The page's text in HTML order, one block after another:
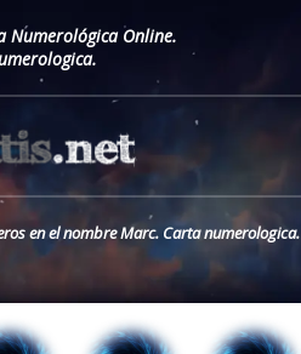
Numerológica Online.
en el nombre Marc. Carta numerologica.